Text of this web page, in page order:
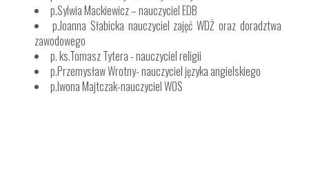
p.Sylwia Mackiewicz – nauczyciel EDB
p.Joanna Słabicka nauczyciel zajęć WDŻ oraz doradztwa
zawodowego
p. ks.Tomasz Tytera - nauczyciel religii
p.Przemysław Wrotny- nauczyciel języka angielskiego
p.Iwona Majtczak-nauczyciel WOS